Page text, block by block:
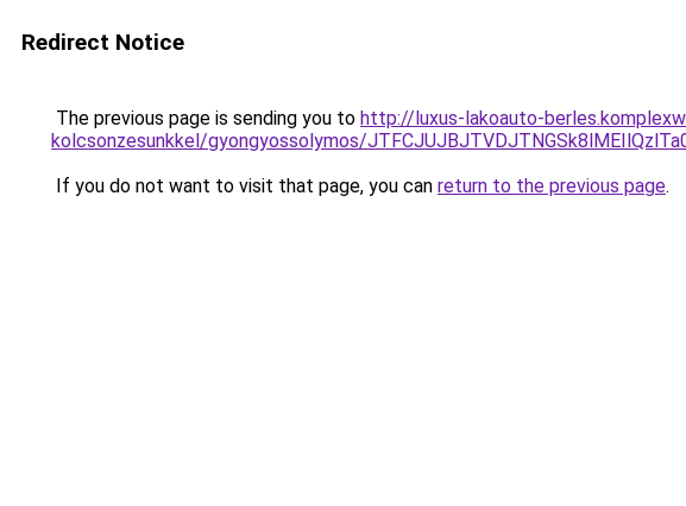
Redirect Notice
The previous page is sending you to http://luxus-lakoauto-
kolcsonzesunkkel/gyongyossolymos/
If you do not want to visit that page, you can return to the previous page.